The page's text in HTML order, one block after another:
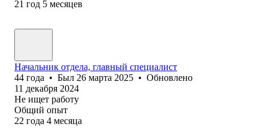
21 год 5 месяцев
Начальник отдела, главный специалист
44 года • Был 26 марта 2025 • Обновлено
11 декабря 2024
Не ищет работу
Общий опыт
22 года 4 месяца